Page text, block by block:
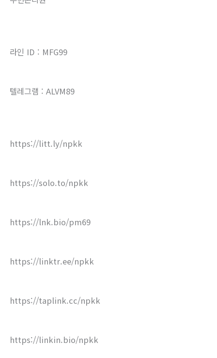
라인 ID : MFG99
텔레그램 : ALVM89
https://litt.ly/npkk
https://solo.to/npkk
https://lnk.bio/pm69
https://linktr.ee/npkk
https://taplink.cc/npkk
https://linkin.bio/npkk